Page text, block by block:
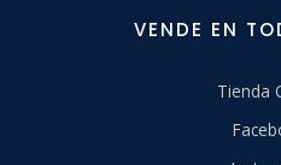
VENDE EN
Tienda